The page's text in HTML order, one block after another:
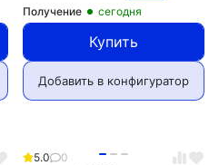
Получение сегодня
Купить
Добавить в конфигуратор
5.0
0